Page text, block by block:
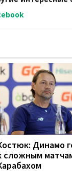
Динамо
сложным